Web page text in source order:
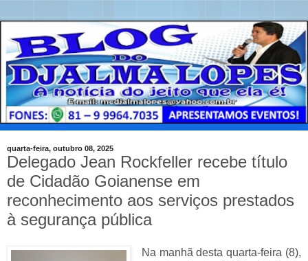
quarta-feira, outubro 08, 2025
Delegado Jean Rockfeller recebe título
de Cidadão Goianense em
reconhecimento aos serviços prestados
à segurança pública
Na manhã desta quarta-feira (8),